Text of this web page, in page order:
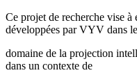
Ce projet de recherche vise
développées par VYV dans le
domaine de la projection
dans un contexte de